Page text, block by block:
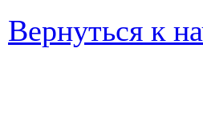
Вернуться к